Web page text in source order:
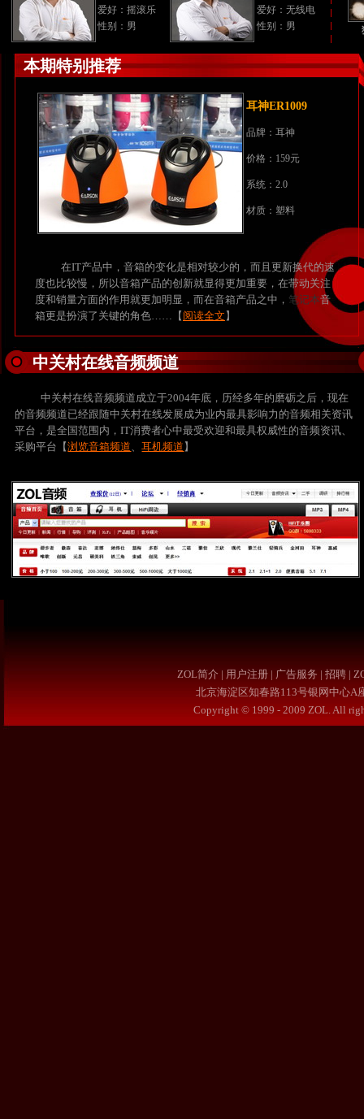
爱好：摇滚乐
性别：男
爱好：无线电
性别：男
本期特别推荐
耳神ER1009
品牌： 耳神
价格：159元
系统：2.0
材质：塑料
在IT产品中，音箱的变化是相对较少的，而且更新换代的速
度也比较慢，所以音箱产品的创新就显得更加重要，在带动关注
度和销量方面的作用就更加明显，而在音箱产品之中， 笔记本音
箱更是扮演了关键的角色……【 阅读全文 】
中关村在线音频频道
中关村在线音频频道成立于2004年底，历经多年的磨砺之后，现在
的音频频道已经跟随中关村在线发展成为业内最具影响力的音频相关资讯
平台，是全国范围内，IT消费者心中最受欢迎和最具权威性的音频资讯、
采购平台【浏览音箱频道、耳机频道 】
ZOL简介 | 用户注册 | 广告服务 | 招聘 |
北京海淀区知春路113号银网中心A
Copyright © 1999 - 2009 ZOL. All